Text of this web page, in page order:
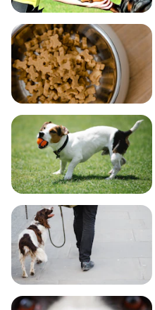
飼い方
食事
トレーニング
おでかけ